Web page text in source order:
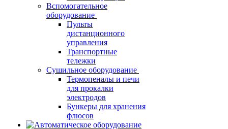
Вспомогательное
оборудование
Пульты
дистанционного
управления
Транспортные
тележки
Сушильное оборудование
Термопеналы и печи
для прокалки
электродов
Бункеры для хранения
флюсов